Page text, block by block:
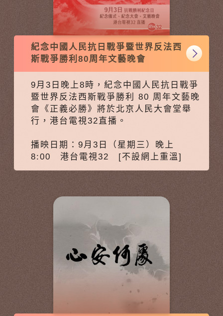
紀念中國人民抗日戰爭暨世界反法西
斯戰爭勝利80周年文藝晚會
9月3日晚上8時，紀念中國人民抗日戰爭
暨世界反法西斯戰爭勝利 80 周年文藝晚
會《正義必勝》將於北京人民大會堂舉
行，港台電視32直播。
播映日期：9月3日（星期三）晚上
8:00 港台電視32 [不設網上重溫]